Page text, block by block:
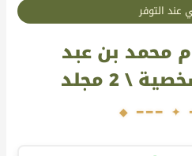
محمد بن عبد
\ 2 مجلد
عند التوفر